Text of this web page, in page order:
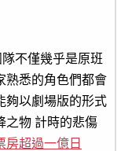
隊不僅幾乎是原班
熟悉的角色們都會
夠以劇場版的形式
之物 計時的悲傷
房超過一億日